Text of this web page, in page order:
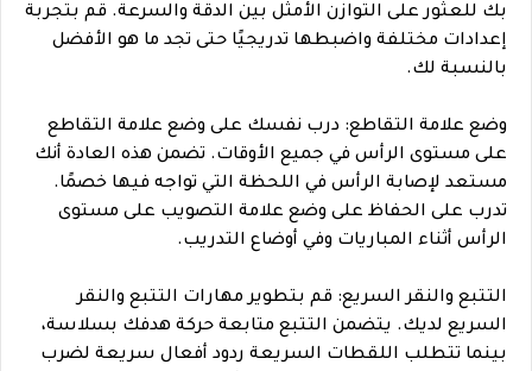
بك للعثور على التوازن الأمثل بين الدقة والسرعة. قم بتجربة
إعدادات مختلفة واضبطها تدريجيًا حتى تجد ما هو الأفضل
بالنسبة لك.
وضع علامة التقاطع: درب نفسك على وضع علامة التقاطع
على مستوى الرأس في جميع الأوقات. تضمن هذه العادة أنك
مستعد لإصابة الرأس في اللحظة التي تواجه فيها خصمًا.
تدرب على الحفاظ على وضع علامة التصويب على مستوى
الرأس أثناء المباريات وفي أوضاع التدريب.
التتبع والنقر السريع: قم بتطوير مهارات التتبع والنقر
السريع لديك. يتضمن التتبع متابعة حركة هدفك بسلاسة،
بينما تتطلب اللقطات السريعة ردود أفعال سريعة لضرب